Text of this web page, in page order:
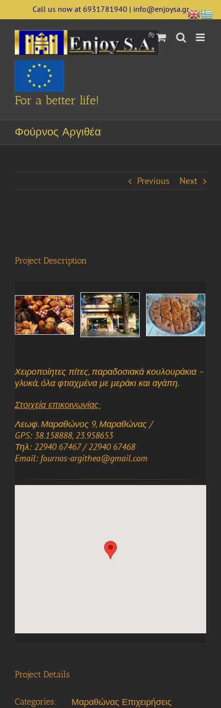
to
content
Call us now at 6931781940 | info@enjoysa.gr
For a better life!
Φούρνος Αργιθέα
Previous Next
Project Description
Χειροποίητες πίτες, παραδοσιακά κουλουράκια –
γλυκά, όλα φτιαχμένα με μεράκι και αγάπη.
Στοιχεία επικοινωνίας:
Λεωφ. Μαραθώνος 9, Μαραθώνας /
GPS: 38.158888, 23.958653
Τηλ: 22940 67467 / 22940 67468
Email: fournos-argithea@gmail.com
Project Details
Categories:
Μαραθώνας Επιχειρήσεις